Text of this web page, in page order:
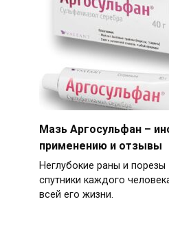
Мазь Аргосульфан –
применению и отзывы
Неглубокие раны и
спутники каждого
всей его жизни.